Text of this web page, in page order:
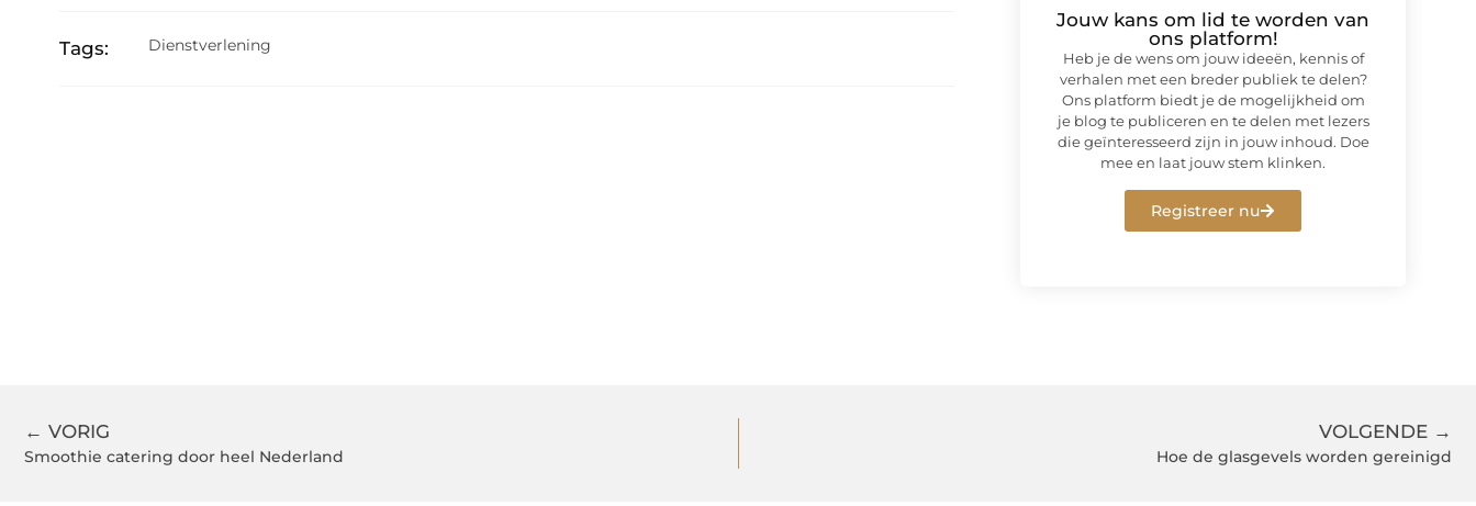
Tags: Dienstverlening
Jouw kans om lid te worden van
ons platform!
Heb je de wens om jouw ideeën, kennis of
verhalen met een breder publiek te delen?
Ons platform biedt je de mogelijkheid om
je blog te publiceren en te delen met lezers
die geïnteresseerd zijn in jouw inhoud. Doe
mee en laat jouw stem klinken.
Registreer nu
← VORIG
Smoothie catering door heel Nederland
VOLGENDE →
Hoe de glasgevels worden gereinigd